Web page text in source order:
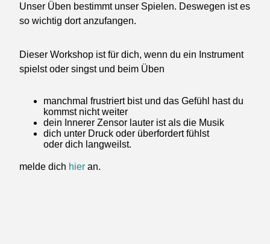
Unser Üben bestimmt unser Spielen. Deswegen ist es
so wichtig dort anzufangen.
Dieser Workshop ist für dich, wenn du ein Instrument
spielst oder singst und beim Üben
manchmal frustriert bist und das Gefühl hast du
kommst nicht weiter
dein Innerer Zensor lauter ist als die Musik
dich unter Druck oder überfordert fühlst
oder dich langweilst.
melde dich hier an.